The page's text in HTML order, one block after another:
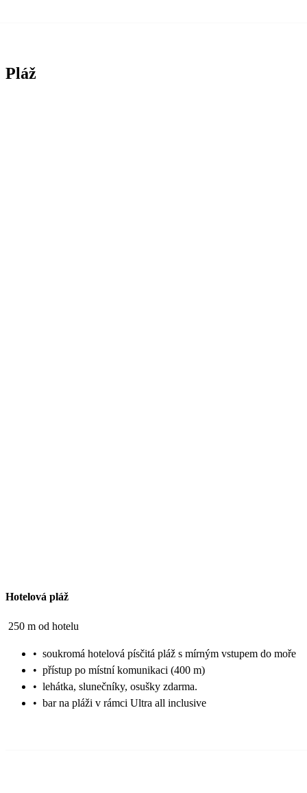
Pláž
Hotelová pláž
250 m od hotelu
• soukromá hotelová písčitá pláž s mírným vstupem do moře
• přístup po místní komunikaci (400 m)
• lehátka, slunečníky, osušky zdarma.
• bar na pláži v rámci Ultra all inclusive